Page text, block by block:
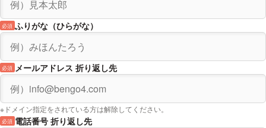
ふりがな（ひらがな）
必須
メールアドレス 折り返し先
必須
※ドメイン指定をされている方は解除してください。
電話番号 折り返し先
必須